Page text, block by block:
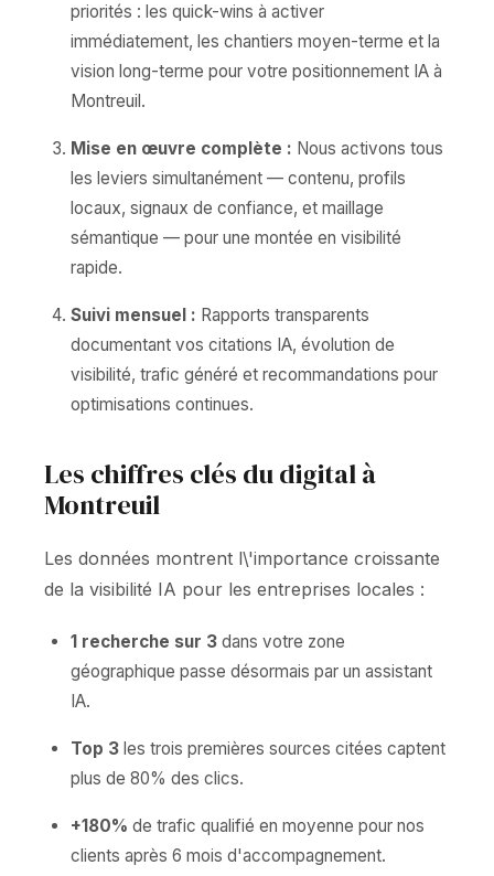
priorités : les quick-wins à activer
immédiatement, les chantiers moyen-terme et la
vision long-terme pour votre positionnement IA à
Montreuil.
Mise en œuvre complète : Nous activons tous
les leviers simultanément — contenu, profils
locaux, signaux de confiance, et maillage
sémantique — pour une montée en visibilité
rapide.
Suivi mensuel : Rapports transparents
documentant vos citations IA, évolution de
visibilité, trafic généré et recommandations pour
optimisations continues.
Les chiffres clés du digital à
Montreuil
Les données montrent l\'importance croissante
de la visibilité IA pour les entreprises locales :
1 recherche sur 3 dans votre zone
géographique passe désormais par un assistant
IA.
Top 3 les trois premières sources citées captent
plus de 80% des clics.
+180% de trafic qualifié en moyenne pour nos
clients après 6 mois d'accompagnement.